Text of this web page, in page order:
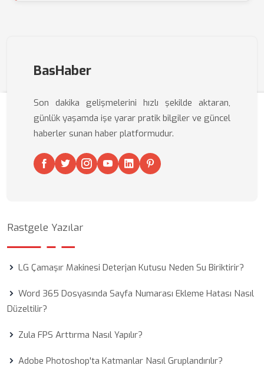
BasHaber
Son dakika gelişmelerini hızlı şekilde aktaran,
günlük yaşamda işe yarar pratik bilgiler ve güncel
haberler sunan haber platformudur.
Rastgele Yazılar
LG Çamaşır Makinesi Deterjan Kutusu Neden Su Biriktirir?
Word 365 Dosyasında Sayfa Numarası Ekleme Hatası Nasıl
Düzeltilir?
Zula FPS Arttırma Nasıl Yapılır?
Adobe Photoshop'ta Katmanlar Nasıl Gruplandırılır?